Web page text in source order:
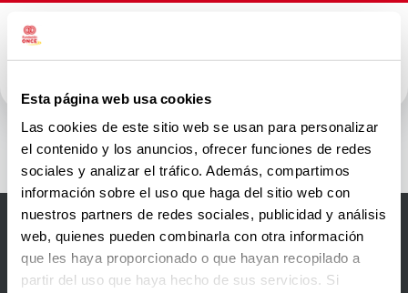
Esta página web usa cookies
Las cookies de este sitio web se usan para personalizar
el contenido y los anuncios, ofrecer funciones de redes
sociales y analizar el tráfico. Además, compartimos
información sobre el uso que haga del sitio web con
nuestros partners de redes sociales, publicidad y análisis
web, quienes pueden combinarla con otra información
que les haya proporcionado o que hayan recopilado a
partir del uso que haya hecho de sus servicios. Si
Northius
Aviso Legal